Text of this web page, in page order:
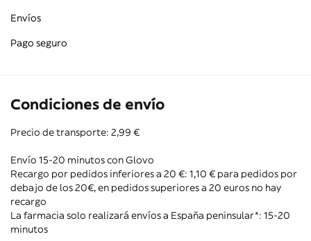
Envíos
Pago seguro
Condiciones de envío
Precio de transporte: 2,99 €
Envío 15-20 minutos con Glovo
Recargo por pedidos inferiores a 20 €: 1,10 € para pedidos por
debajo de los 20€, en pedidos superiores a 20 euros no hay
recargo
La farmacia solo realizará envíos a España peninsular*: 15-20
minutos